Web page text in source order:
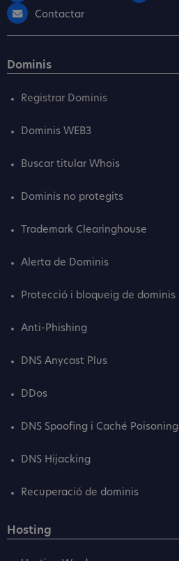
Contactar
Dominis
Registrar Dominis
Dominis WEB3
Buscar titular Whois
Dominis no protegits
Trademark Clearinghouse
Alerta de Dominis
Protecció i bloqueig de dominis
Anti-Phishing
DNS Anycast Plus
DDos
DNS Spoofing i Caché Poisoning
DNS Hijacking
Recuperació de dominis
Hosting